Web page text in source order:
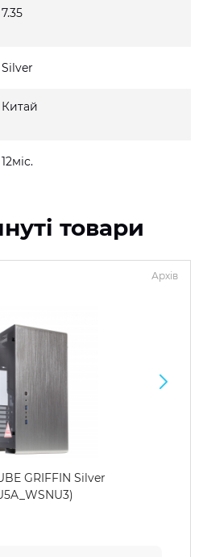
7.35
Silver
Китай
12міс.
товари
Архів
GRIFFIN Silver